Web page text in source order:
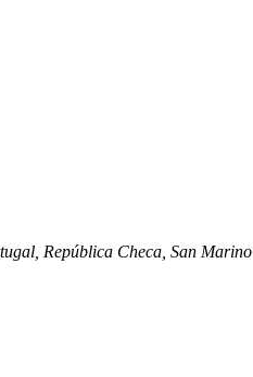
República Checa, San Marino